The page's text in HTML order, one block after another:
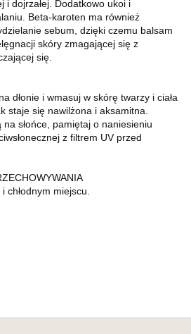
i dojrzałej. Dodatkowo ukoi i
Beta-karoten ma również
sebum, dzięki czemu balsam
skóry zmagającej się z
się.
dłonie i wmasuj w skórę twarzy i ciała
staje się nawilżona i aksamitna.
na słońce, pamiętaj o naniesieniu
z filtrem UV przed
chłodnym miejscu.